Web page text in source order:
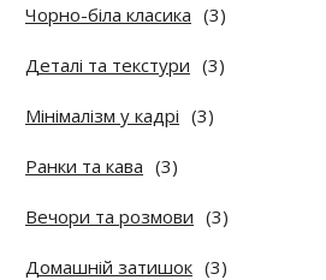
Чорно-біла класика (3)
Деталі та текстури (3)
Мінімалізм у кадрі (3)
Ранки та кава (3)
Вечори та розмови (3)
Домашній затишок (3)